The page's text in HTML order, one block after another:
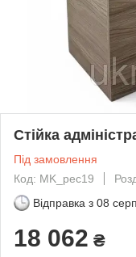
Стійка
Під замовлення
Код: MK_pec19
Відправка з 08
18 062 ₴